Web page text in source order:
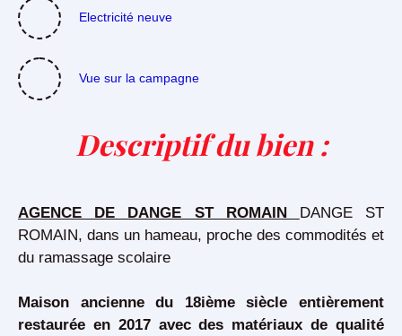
Electricité neuve
Vue sur la campagne
Descriptif du bien:
AGENCE DE DANGE ST ROMAIN DANGE ST
ROMAIN, dans un hameau, proche des commodités et
du ramassage scolaire
Maison ancienne du 18ième siècle entièrement
restaurée en 2017 avec des matériaux de qualité